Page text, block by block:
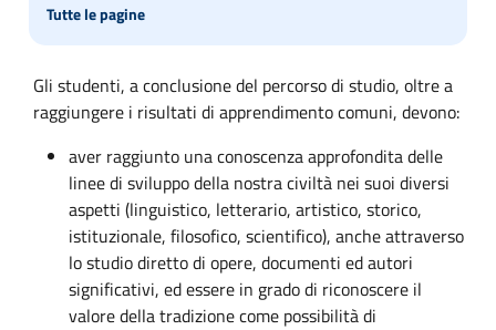
Tutte le pagine
Gli studenti, a conclusione del percorso di studio, oltre a
raggiungere i risultati di apprendimento comuni, devono:
aver raggiunto una conoscenza approfondita delle
linee di sviluppo della nostra civiltà nei suoi diversi
aspetti (linguistico, letterario, artistico, storico,
istituzionale, filosofico, scientifico), anche attraverso
lo studio diretto di opere, documenti ed autori
significativi, ed essere in grado di riconoscere il
valore della tradizione come possibilità di